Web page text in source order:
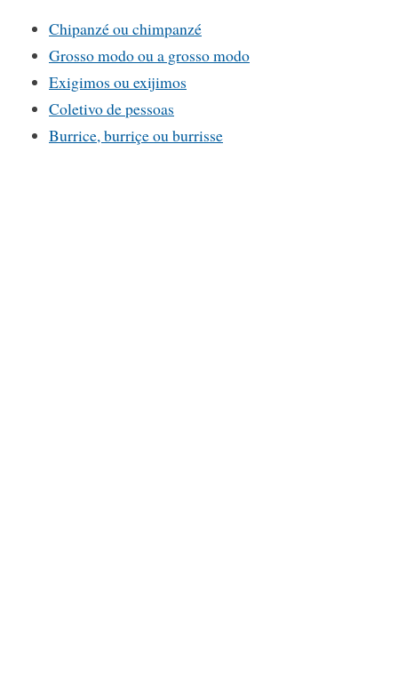
Chipanzé ou chimpanzé
Grosso modo ou a grosso modo
Exigimos ou exijimos
Coletivo de pessoas
Burrice, burriçe ou burrisse